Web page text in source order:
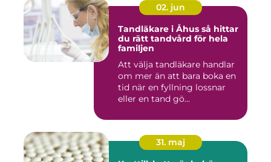
02. jun
Tandläkare i Åhus så hittar
du rätt tandvård för hela
familjen
Att välja tandläkare handlar
om mer än att bara boka en
tid när en fyllning lossnar
eller en tand gö...
31. maj